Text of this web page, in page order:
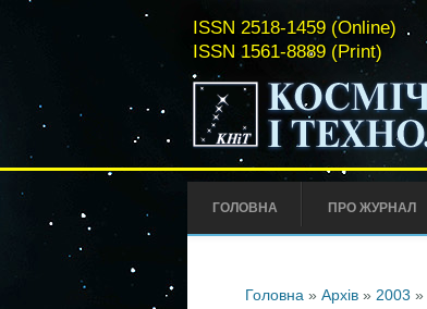
ISSN 2518-1459 (Online)
ISSN 1561-8889 (Print)
ГОЛОВНА ПРО ЖУРНАЛ
Головна» Архів» 2003 »